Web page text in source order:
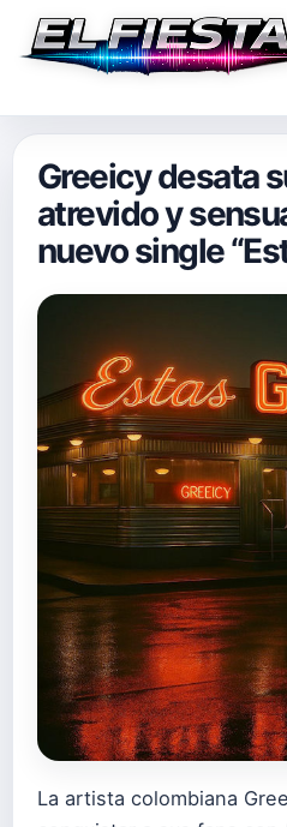
Greeicy desata
atrevido y
nuevo single
La artista colombiana